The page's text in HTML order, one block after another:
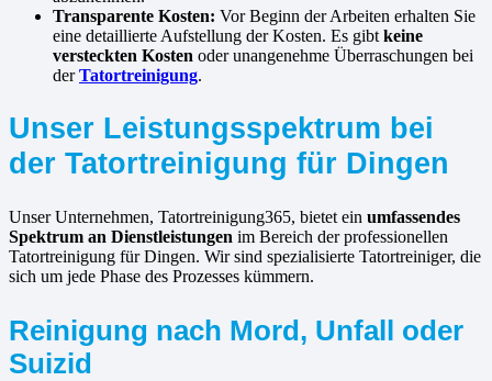
Transparente Kosten: Vor Beginn der Arbeiten erhalten Sie
eine detaillierte Aufstellung der Kosten. Es gibt keine
versteckten Kosten oder unangenehme Überraschungen bei
derTatortreinigung.
Unser Leistungsspektrum bei
der Tatortreinigung für Dingen
Unser Unternehmen, Tatortreinigung365, bietet ein umfassendes
Spektrum an Dienstleistungen im Bereich der professionellen
Tatortreinigung für Dingen. Wir sind spezialisierte Tatortreiniger, die
sich um jede Phase des Prozesses kümmern.
Reinigung nach Mord, Unfall oder
Suizid